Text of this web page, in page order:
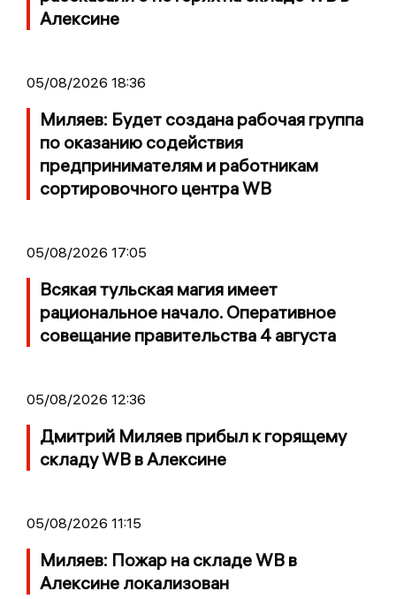
Алексине
05/08/2026 18:36
Миляев: Будет создана рабочая группа
по оказанию содействия
предпринимателям и работникам
сортировочного центра WB
05/08/2026 17:05
Всякая тульская магия имеет
рациональное начало. Оперативное
совещание правительства 4 августа
05/08/2026 12:36
Дмитрий Миляев прибыл к горящему
складу WB в Алексине
05/08/2026 11:15
Миляев: Пожар на складе WB в
Алексине локализован